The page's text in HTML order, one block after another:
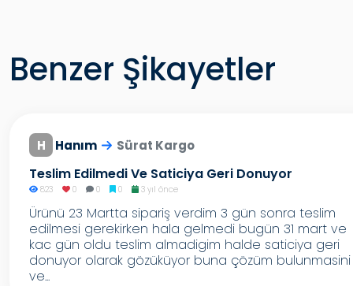
Benzer Şikayetler
H Hanım Sürat Kargo
Teslim Edilmedi Ve Saticiya Geri Donuyor
823 0 0 0 3 yıl önce
Ürünü 23 Martta sipariş verdim 3 gün sonra teslim
edilmesi gerekirken hala gelmedi bugün 31 mart ve
kac gün oldu teslim almadigim halde saticiya geri
donuyor olarak gözüküyor buna çözüm bulunmasini
ve...